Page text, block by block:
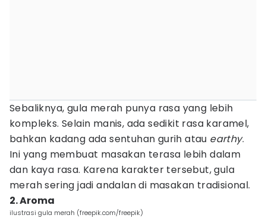
Sebaliknya, gula merah punya rasa yang lebih
kompleks. Selain manis, ada sedikit rasa karamel,
bahkan kadang ada sentuhan gurih atau earthy.
Ini yang membuat masakan terasa lebih dalam
dan kaya rasa. Karena karakter tersebut, gula
merah sering jadi andalan di masakan tradisional.
2. Aroma
ilustrasi gula merah (freepik.com/freepik)